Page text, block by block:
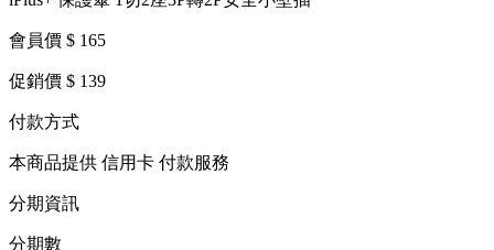
會員價 $ 165
促銷價 $ 139
付款方式
本商品提供 信用卡 付款服務
分期資訊
分期數